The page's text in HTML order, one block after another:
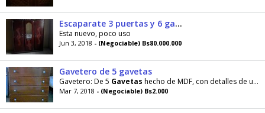
Escaparate 3 puertas y 6 gavetas con espejo
Esta nuevo, poco uso
Jun 3, 2018 - (Negociable) Bs80.000.000
Gavetero de 5 gavetas
Gavetero: De 5 Gavetas hecho de MDF, con detalles de uso. Transferencia: Banco de venezuela
Mar 7, 2018 - (Negociable) Bs2.000